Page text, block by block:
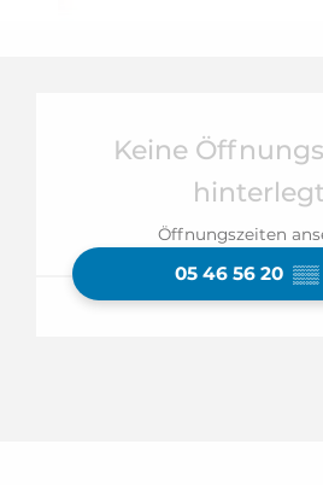
Keine
hinterlegt
Öffnungszeiten
05 46 56 20 ▒▒